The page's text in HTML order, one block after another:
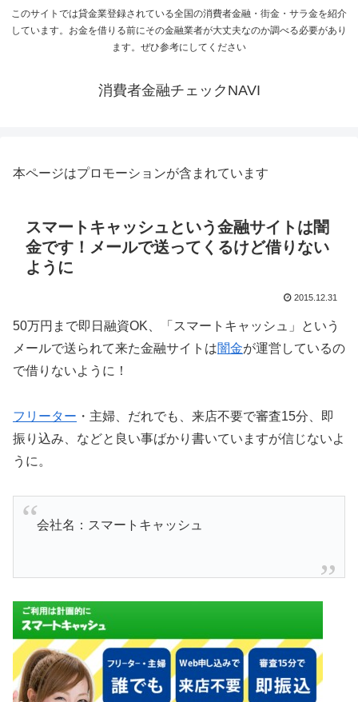
このサイトでは貸金業登録されている全国の消費者金融・街金・サラ金を紹介
しています。お金を借りる前にその金融業者が大丈夫なのか調べる必要があり
ます。ぜひ参考にしてください
消費者金融チェックNAVI
本ページはプロモーションが含まれています
スマートキャッシュという金融サイトは闇
金です！メールで送ってくるけど借りない
ように
2015.12.31
50万円まで即日融資OK、「スマートキャッシュ」という
メールで送られて来た金融サイトは闇金が運営しているの
で借りないように！
フリーター ・主婦、だれでも、来店不要で審査15分、即
振り込み、などと良い事ばかり書いていますが信じないよ
うに。
会社名：スマートキャッシュ